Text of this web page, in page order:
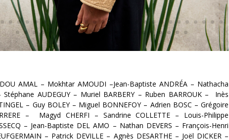
AMAL – Mokhtar AMOUDI –Jean-Baptiste ANDRÉA – Nathacha
Stéphane AUDEGUY– Muriel BARBERY– Ruben BARROUK–
Inès
– Guy BOLEY– Miguel BONNEFOY– Adrien BOSC –Grégoire
– Magyd CHERFI – Sandrine COLLETTE – Louis-Philippe
– Jean-Baptiste DEL AMO – Nathan DEVERS – François-Henri
– Patrick DEVILLE – Agnès DESARTHE– Joël DICKER –